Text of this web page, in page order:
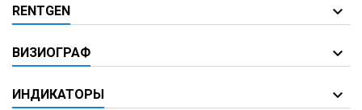
RENTGEN
ВИЗИОГРАФ
ИНДИКАТОРЫ